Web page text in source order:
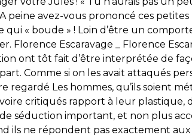
peine avez-vous prononcé ces petites
« boude » ! Loin d’être un
Florence Escaravage _ Florence
ont tôt fait d’être interprétée de
Comme si on les avait attaqués
regardé Les hommes, qu’ils soient
critiqués rapport à leur plastique,
séduction important, et non plus
ils ne répondent pas exactement aux